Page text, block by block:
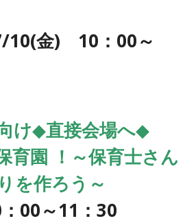
10(金) 10：00～
け◆直接会場へ◆
育園 ！～保育士さん
を作ろう～
00～11：30